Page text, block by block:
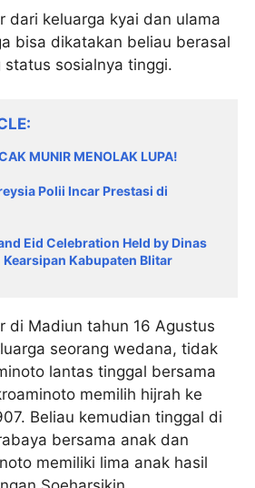
dari keluarga kyai dan ulama
bisa dikatakan beliau berasal
status sosialnya tinggi.
MUNIR MENOLAK LUPA!
Polii Incar Prestasi di
Eid Celebration Held by Dinas
Kabupaten Blitar
di Madiun tahun 16 Agustus
seorang wedana, tidak
lantas tinggal bersama
memilih hijrah ke
Beliau kemudian tinggal di
bersama anak dan
memiliki lima anak hasil